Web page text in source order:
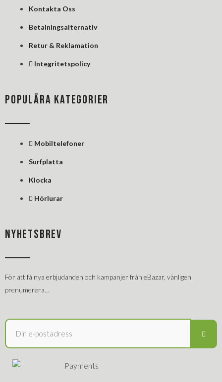
n
Kontakta Oss
Betalningsalternativ
Retur & Reklamation
Integritetspolicy
POPULÄRA KATEGORIER
Mobiltelefoner
Surfplatta
Klocka
Hörlurar
NYHETSBREV
För att få nya erbjudanden och kampanjer från eBazar, vänligen
prenumerera…